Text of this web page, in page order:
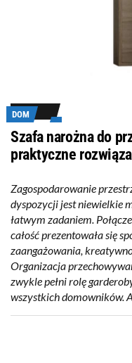
DOM
Szafa narożna do
praktyczne
Zagospodarowanie
dyspozycji jest niewielkie
łatwym zadaniem.
całość prezentowała się
zaangażowania,
Organizacja
zwykle pełni rolę
wszystkich domowników.